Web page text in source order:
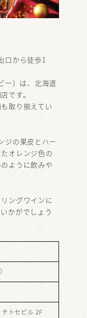
口から徒歩1
ー）は、北海道
です。
取り揃えてい
ジの果皮とハー
オレンジ色の
ように飲みや
ングワインに
かがでしょう
トセビル 2F